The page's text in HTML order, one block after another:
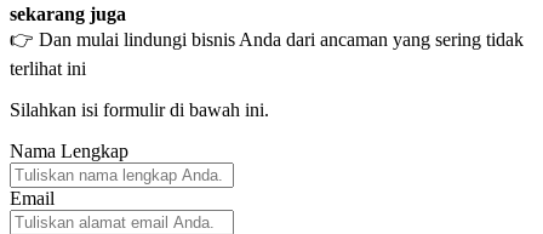
sekarang juga
👉 Dan mulai lindungi bisnis Anda dari ancaman yang sering tidak
terlihat ini
Silahkan isi formulir di bawah ini.
Nama Lengkap
Email